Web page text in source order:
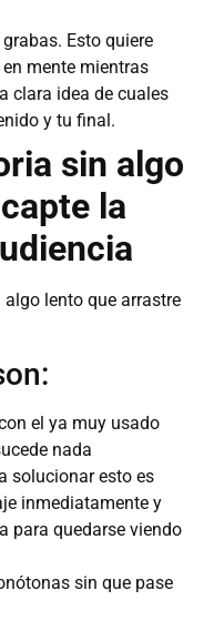
Esto quiere
mente mientras
clara idea de cuales
y tu final.
sin algo
la
lento que arrastre
el ya muy usado
nada
solucionar esto es
inmediatamente y
para quedarse viendo
sin que pase